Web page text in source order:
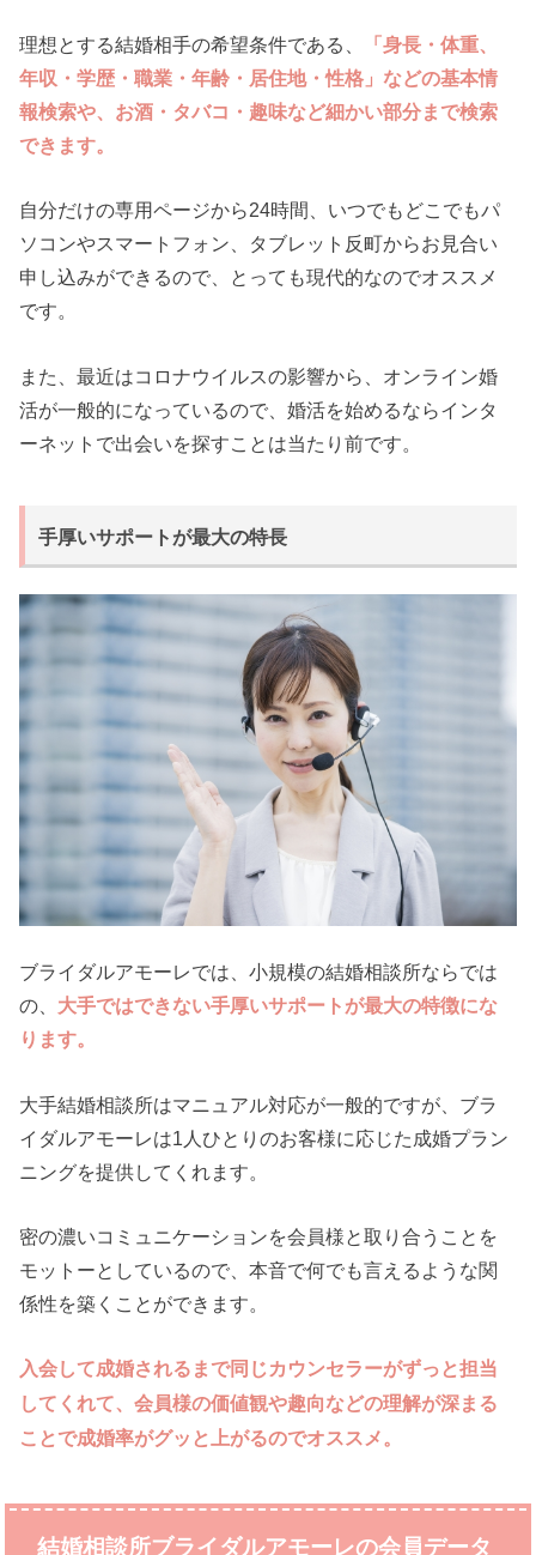
理想とする結婚相手の希望条件である、
「身長・体重、
年収・学歴・職業・年齢・居住地・性格」などの基本情
報検索や、お酒・タバコ・趣味など細かい部分まで検索
できます。
自分だけの専用ページから24時間、いつでもどこでもパ
ソコンやスマートフォン、タブレット反町からお見合い
申し込みができるので、とっても現代的なのでオススメ
です。
また、最近はコロナウイルスの影響から、オンライン婚
活が一般的になっているので、婚活を始めるならインタ
ーネットで出会いを探すことは当たり前です。
手厚いサポートが最大の特長
ブライダルアモーレでは、小規模の結婚相談所ならでは
の、 大手ではできない手厚いサポートが最大の特徴にな
ります。
大手結婚相談所はマニュアル対応が一般的ですが、ブラ
イダルアモーレは1人ひとりのお客様に応じた成婚プラン
ニングを提供してくれます。
密の濃いコミュニケーションを会員様と取り合うことを
モットーとしているので、本音で何でも言えるような関
係性を築くことができます。
入会して成婚されるまで同じカウンセラーがずっと担当
してくれて、会員様の価値観や趣向などの理解が深まる
ことで成婚率がグッと上がるのでオススメ。
結婚相談所ブライダルアモーレの会員データ